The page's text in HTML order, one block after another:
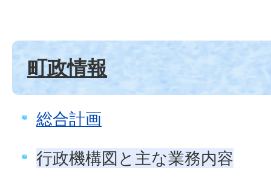
町政情報
総合計画
行政機構図と主な業務内容